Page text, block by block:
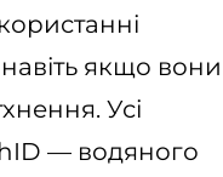
якщо вони
Усі
— водяного